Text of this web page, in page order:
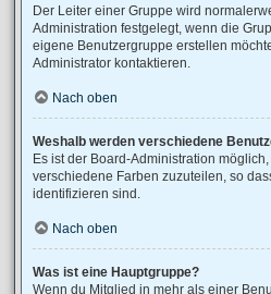
Der Leiter einer Gruppe wird
Administration festgelegt, wenn die
eigene Benutzergruppe erstellen
Administrator kontaktieren.
Nach oben
Weshalb werden verschiedene
Es ist der Board-Administration
verschiedene Farben zuzuteilen, so
identifizieren sind.
Nach oben
Was ist eine Hauptgruppe?
Wenn du Mitglied in mehr als einer